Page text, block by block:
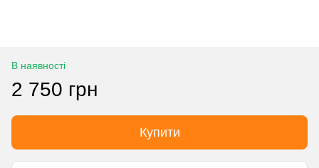
В наявності
2 750 грн
Купити